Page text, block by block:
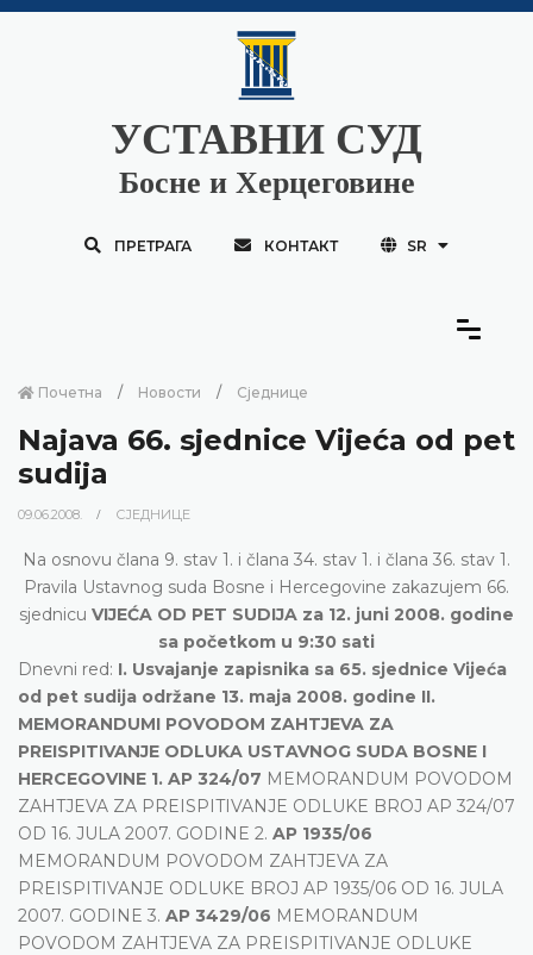
УСТАВНИ СУД
Босне и Херцеговине
ПРЕТРАГА КОНТАКТ SR
Почетна Новости Сједнице
Najava 66. sjednice Vijeća od pet
sudija
09.06.2008. СЈЕДНИЦЕ
Na osnovu člana 9. stav 1. i člana 34. stav 1. i člana 36. stav 1.
Pravila Ustavnog suda Bosne i Hercegovine zakazujem 66.
sjednicu VIJEĆA OD PET SUDIJA za 12. juni 2008. godine
sa početkom u 9:30 sati
Dnevni red: I. Usvajanje zapisnika sa 65. sjednice Vijeća
od pet sudija održane 13. maja 2008. godine II.
MEMORANDUMI POVODOM ZAHTJEVA ZA
PREISPITIVANJE ODLUKA USTAVNOG SUDA BOSNE I
HERCEGOVINE 1. AP 324/07 MEMORANDUM POVODOM
ZAHTJEVA ZA PREISPITIVANJE ODLUKE BROJ AP 324/07
OD 16. JULA 2007. GODINE 2. AP 1935/06
MEMORANDUM POVODOM ZAHTJEVA ZA
PREISPITIVANJE ODLUKE BROJ AP 1935/06 OD 16. JULA
2007. GODINE 3. AP 3429/06 MEMORANDUM
POVODOM ZAHTJEVA ZA PREISPITIVANJE ODLUKE